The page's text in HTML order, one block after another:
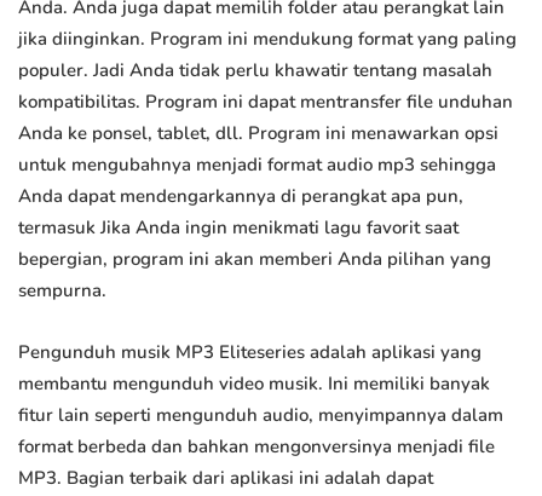
Anda. Anda juga dapat memilih folder atau perangkat lain
jika diinginkan. Program ini mendukung format yang paling
populer. Jadi Anda tidak perlu khawatir tentang masalah
kompatibilitas. Program ini dapat mentransfer file unduhan
Anda ke ponsel, tablet, dll. Program ini menawarkan opsi
untuk mengubahnya menjadi format audio mp3 sehingga
Anda dapat mendengarkannya di perangkat apa pun,
termasuk Jika Anda ingin menikmati lagu favorit saat
bepergian, program ini akan memberi Anda pilihan yang
sempurna.
Pengunduh musik MP3 Eliteseries adalah aplikasi yang
membantu mengunduh video musik. Ini memiliki banyak
fitur lain seperti mengunduh audio, menyimpannya dalam
format berbeda dan bahkan mengonversinya menjadi file
MP3. Bagian terbaik dari aplikasi ini adalah dapat